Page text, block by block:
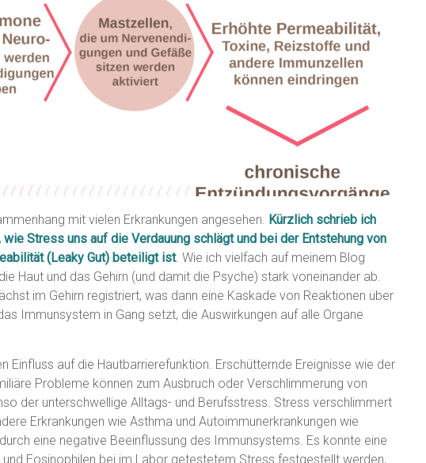
mit vielen Erkrankungen angesehen. Kürzlich schrieb ich
Stress uns auf die Verdauung schlägt und bei der Entstehung von
(Leaky Gut) beteiligt ist. Wie ich vielfach auf meinem Blog
Haut und das Gehirn (und damit die Psyche) stark voneinander ab.
im Gehirn registriert, was dann eine Kaskade von Reaktionen über
Immunsystem in Gang setzt, die Auswirkungen auf alle Organe
Einfluss auf die Hautbarrierefunktion. Erschütternde Ereignisse wie der
Probleme können zum Ausbruch oder Verschlimmerung von
der unterschwellige Alltags- und Berufsstress. Stress verschlimmert
Erkrankungen wie Asthma und Autoimmunerkrankungen wie
eine negative Beeinflussung des Immunsystems. Es konnte eine
Eosinophilen bei im Labor getestetem Stress festgestellt werden,